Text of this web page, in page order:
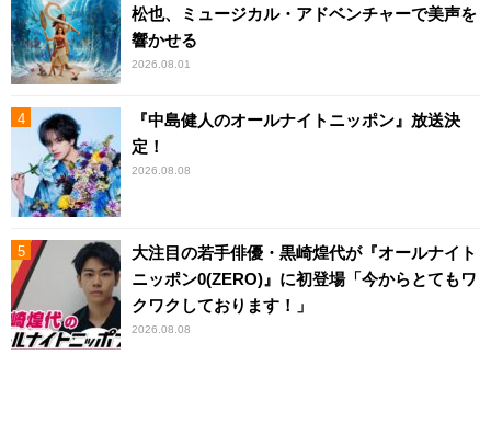
松也、ミュージカル・アドベンチャーで美声を
響かせる
2026.08.01
『中島健人のオールナイトニッポン』放送決
定！
2026.08.08
大注目の若手俳優・黒崎煌代が『オールナイト
ニッポン0(ZERO)』に初登場「今からとてもワ
クワクしております！」
2026.08.08